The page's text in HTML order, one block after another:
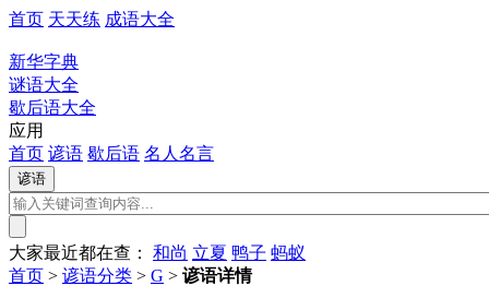
首页 天天练 成语大全
新华字典
谜语大全
歇后语大全
应用
首页 谚语 歇后语 名人名言
大家最近都在查： 和尚 立夏 鸭子 蚂蚁
首页 > 谚语分类 > G > 谚语详情